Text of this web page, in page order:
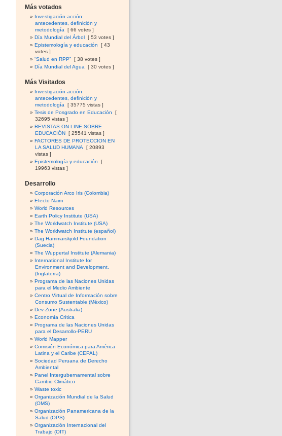
Más votados
Investigación-acción:
antecedentes, definición y
metodología [ 66 votes ]
Día Mundial del Árbol [ 53 votes ]
Epistemología y educación [ 43
votes ]
“Salud en RPP” [ 38 votes ]
Día Mundial del Agua [ 30 votes ]
Más Visitados
Investigación-acción:
antecedentes, definición y
metodología [ 35775 vistas ]
Tesis de Posgrado en Educación [
32695 vistas ]
REVISTAS ON LINE SOBRE
EDUCACIÓN [ 25541 vistas ]
FACTORES DE PROTECCION EN
LA SALUD HUMANA [ 20893
vistas ]
Epistemología y educación [
19963 vistas ]
Desarrollo
Corporación Arco Iris (Colombia)
Efecto Naim
World Resources
Earth Policy Institute (USA)
The Worldwatch Institute (USA)
The Worldwatch Institute (español)
Dag Hammarskjöld Foundation
(Suecia)
The Wuppertal Institute (Alemania)
International Institute for
Environment and Development.
(Inglaterra)
Programa de las Naciones Unidas
para el Medio Ambiente
Centro Virtual de Información sobre
Consumo Sustentable (México)
Dev-Zone (Australia)
Economía Crítica
Programa de las Naciones Unidas
para el Desarrollo-PERU
World Mapper
Comisión Económica para América
Latina y el Caribe (CEPAL)
Sociedad Peruana de Derecho
Ambiental
Panel Intergubernamental sobre
Cambio Climático
Waste toxic
Organización Mundial de la Salud
(OMS)
Organización Panamericana de la
Salud (OPS)
Organización Internacional del
Trabajo (OIT)